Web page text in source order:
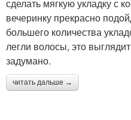
сделать мягкую укладку с
вечеринку прекрасно
большего количества
легли волосы, это
задумано.
читать дальше →